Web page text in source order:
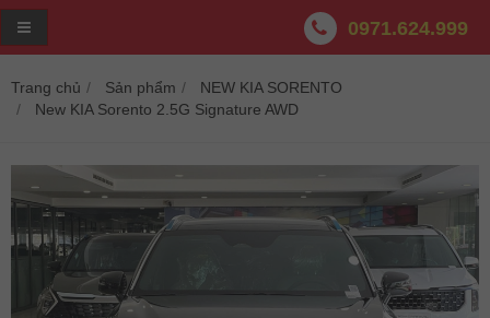
0971.624.999
Trang chủ Sản phẩm
NEW KIA SORENTO
New KIA Sorento 2.5G Signature AWD